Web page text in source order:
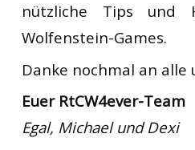
nützliche Tips und
Wolfenstein-Games.
Danke nochmal an
Euer RtCW4ever-Team
Egal, Michael und Dexi